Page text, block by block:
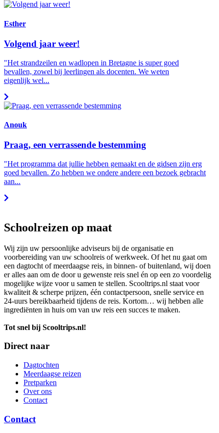
Esther
Volgend jaar weer!
"Het strandzeilen en wadlopen in Bretagne is super goed
bevallen, zowel bij leerlingen als docenten. We weten
eigenlijk wel...
Anouk
Praag, een verrassende bestemming
"Het programma dat jullie hebben gemaakt en de gidsen zijn erg
goed bevallen. Zo hebben we ondere andere een bezoek gebracht
aan...
Schoolreizen op maat
Wij zijn uw persoonlijke adviseurs bij de organisatie en
voorbereiding van uw schoolreis of werkweek. Of het nu gaat om
een dagtocht of meerdaagse reis, in binnen- of buitenland, wij doen
er alles aan om de door u gewenste reis snel én op een zo voordelig
mogelijke wijze voor u samen te stellen. Scooltrips.nl staat voor
kwaliteit & scherpe prijzen, één contactpersoon, snelle service en
24-uurs bereikbaarheid tijdens de reis. Kortom… wij hebben alle
ingrediënten in huis om van uw reis een succes te maken.
Tot snel bij Scooltrips.nl!
Direct naar
Dagtochten
Meerdaagse reizen
Pretparken
Over ons
Contact
Contact